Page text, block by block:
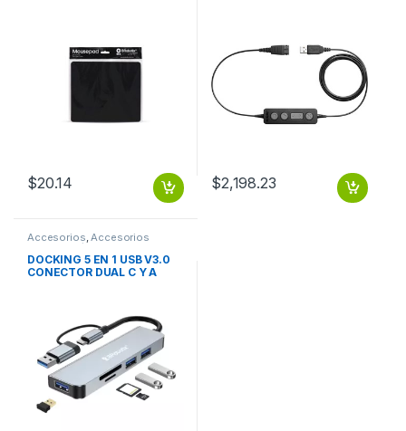
BROBOTIX
$20.14 $2,198.23
Accesorios Accesorios
Notebook / Tablet
DOCKING 5 EN 1 USB V3.0
CONECTOR DUAL C Y A